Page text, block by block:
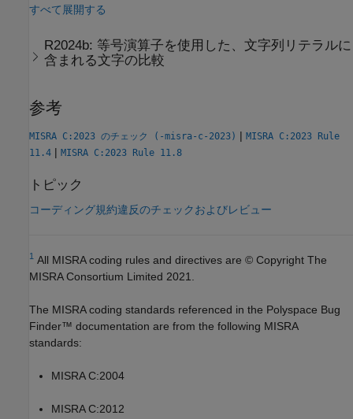
すべて展開する
R2024b:等号演算子を使用した、文字列リテラルに
含まれる文字の比較
参考
MISRA C:2023 のチェック (-misra-c-2023) | MISRA C:2023 Rule
11.4 | MISRA C:2023 Rule 11.8
トピック
コーディング規約違反のチェックおよびレビュー
1 All MISRA coding rules and directives are © Copyright The
MISRA Consortium Limited 2021.
The MISRA coding standards referenced in the Polyspace Bug
Finder™ documentation are from the following MISRA
standards:
MISRA C:2004
MISRA C:2012